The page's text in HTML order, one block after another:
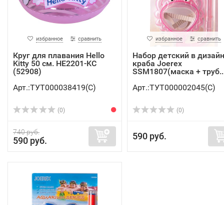
избранное сравнить
Круг для плавания Hello
Kitty 50 см. HE2201-KC
(52908)
Арт.:ТУТ000038419(C)
(0)
740 руб.
590 руб.
избранное сравнить
Набор детский в
краба Joerex
SSM1807(маска +
Арт.:ТУТ000002045(C)
(0)
590 руб.